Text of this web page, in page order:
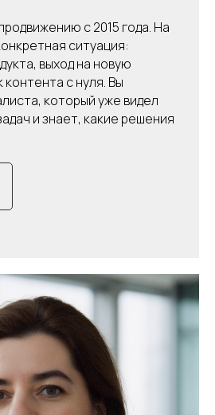
с 2015 года. На
ситуация:
выход на новую
с нуля. Вы
который уже видел
и знает, какие решения